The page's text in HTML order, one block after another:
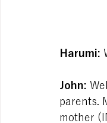
Harumi:
John:
parents.
mother